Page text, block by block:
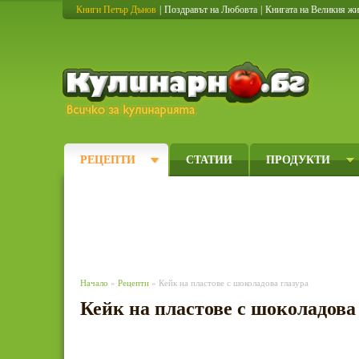
Книги Петър Дънов Поздравът на Любовта Книгата на Великия
РЕЦЕПТИ СТАТИИ ПРОДУКТИ
Начало » Рецепти » Кейк на пластове с шоколадова глазура
Кейк на пластове с шоколадова